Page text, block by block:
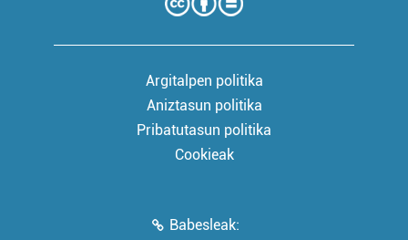
Argitalpen politika
Aniztasun politika
Pribatutasun politika
Cookieak
Babesleak: